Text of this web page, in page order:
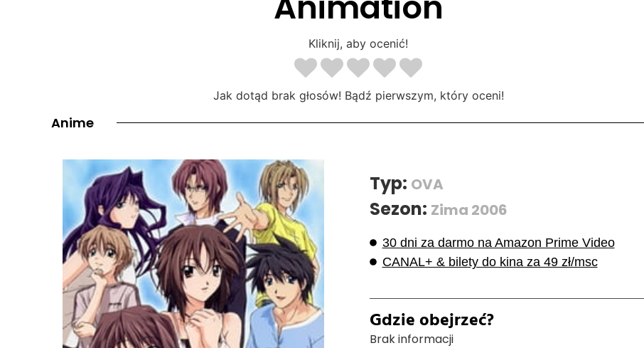
Kliknij, aby ocenić!
Jak dotąd brak głosów! Bądź pierwszym, który oceni!
Anime
Typ: OVA
Sezon: Zima 2006
30 dni za darmo na Amazon Prime Video
CANAL+ & bilety do kina za 49 zł/msc
Gdzie obejrzeć?
Brak informacji